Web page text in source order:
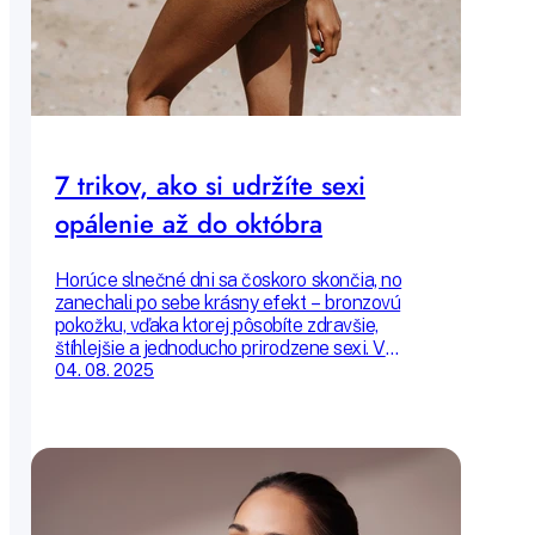
7 trikov, ako si udržíte sexi
opálenie až do októbra
Horúce slnečné dni sa čoskoro skončia, no
zanechali po sebe krásny efekt – bronzovú
pokožku, vďaka ktorej pôsobíte zdravšie,
štíhlejšie a jednoducho prirodzene sexi. V
článku vám poradíme niekoľko jednoduchých
04. 08. 2025